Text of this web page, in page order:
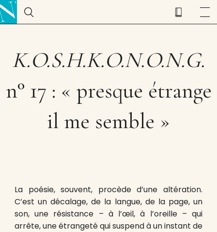
K.O.S.H.K.O.N.O.N.G.
n° 17 : « presque étrange
il me semble »
La poésie, souvent, procède d’une altération.
C’est un décalage, de la langue, de la page, un
son, une résistance – à l’œil, à l’oreille – qui
arrête, une étrangeté qui suspend à un instant de